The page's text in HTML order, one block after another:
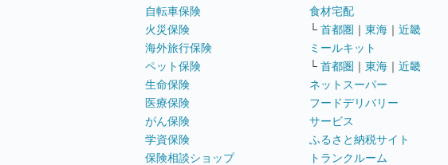
自転車保険
火災保険
海外旅行保険
ペット保険
生命保険
医療保険
がん保険
学資保険
保険相談ショップ
食材宅配
└ 首都圏 ｜ 東海 ｜ 近畿
ミールキット
└ 首都圏 ｜ 東海 ｜ 近畿
ネットスーパー
フードデリバリー
サービス
ふるさと納税サイト
トランクルーム